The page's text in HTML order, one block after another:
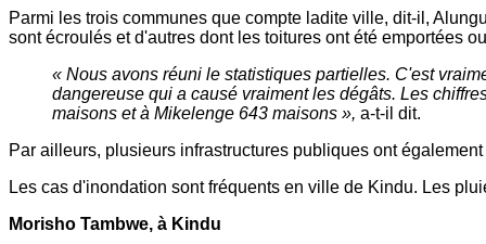
Parmi les trois communes que compte ladite ville, dit-il,
sont écroulés et d'autres dont les toitures ont été emportées
« Nous avons réuni le statistiques partielles. C'est
dangereuse qui a causé vraiment les dégâts. Les
maisons et à Mikelenge 643 maisons », a-t-il dit.
Par ailleurs, plusieurs infrastructures publiques ont
Les cas d'inondation sont fréquents en ville de Kindu. Les
Morisho Tambwe, à Kindu